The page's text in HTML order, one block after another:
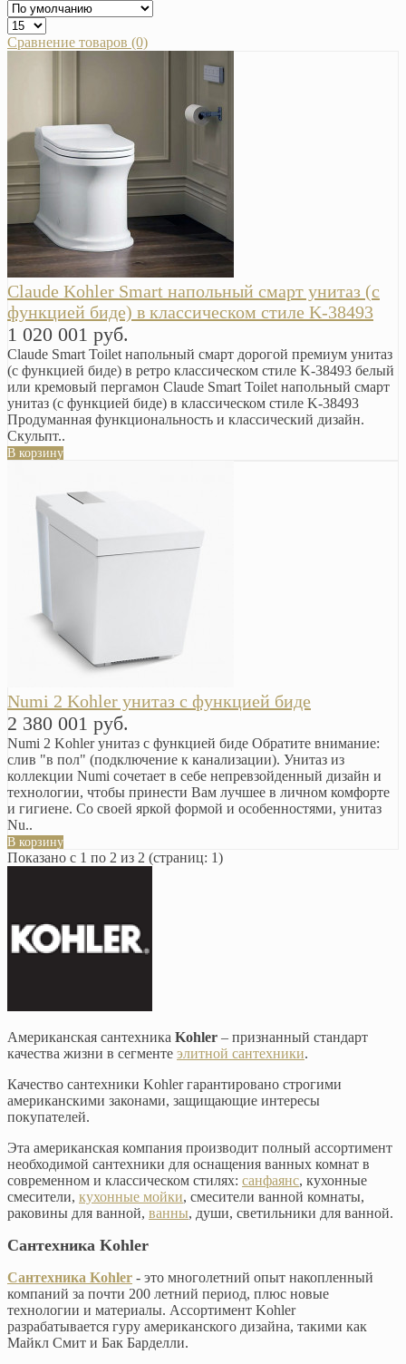
Сравнение товаров (0)
Claude Kohler Smart напольный смарт унитаз (с
функцией биде) в классическом стиле K-38493
1 020 001 руб.
Claude Smart Toilet напольный смарт дорогой премиум унитаз
(с функцией биде) в ретро классическом стиле K-38493 белый
или кремовый пергамон Claude Smart Toilet напольный смарт
унитаз (с функцией биде) в классическом стиле K-38493
Продуманная функциональность и классический дизайн.
Скульпт..
В корзину
Numi 2 Kohler унитаз с функцией биде
2 380 001 руб.
Numi 2 Kohler унитаз с функцией биде Обратите внимание:
слив "в пол" (подключение к канализации). Унитаз из
коллекции Numi сочетает в себе непревзойденный дизайн и
технологии, чтобы принести Вам лучшее в личном комфорте
и гигиене. Со своей яркой формой и особенностями, унитаз
Nu..
В корзину
Показано с 1 по 2 из 2 (страниц: 1)
Американская сантехника Kohler – признанный стандарт
качества жизни в сегменте элитной сантехники.
Качество сантехники Kohler гарантировано строгими
американскими законами, защищающие интересы
покупателей.
Эта американская компания производит полный ассортимент
необходимой сантехники для оснащения ванных комнат в
современном и классическом стилях: санфаянс, кухонные
смесители, кухонные мойки, смесители ванной комнаты,
раковины для ванной, ванны, души, светильники для ванной.
Сантехника Kohler
Сантехника Kohler - это многолетний опыт накопленный
компаний за почти 200 летний период, плюс новые
технологии и материалы. Ассортимент Kohler
разрабатывается гуру американского дизайна, такими как
Майкл Смит и Бак Барделли.